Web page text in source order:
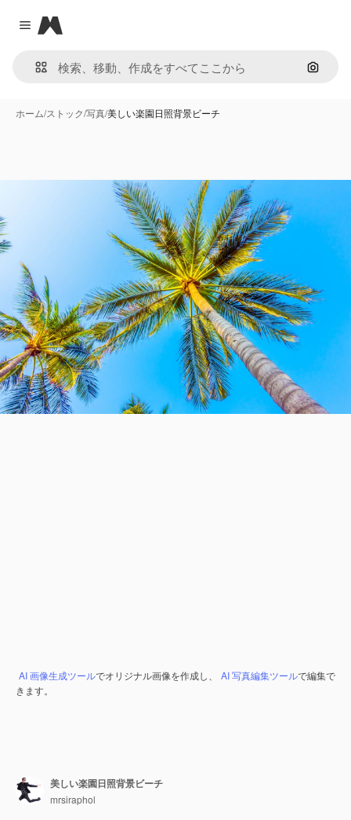
Close menu
Magnific
画像で
ホーム/ストック/写真/美しい楽園日照背景ビーチ
AI 画像生成ツールでオリジナル画像を作成し、 AI 写真編集ツールで編集で
きます。
美しい楽園日照背景ビーチ
mrsiraphol